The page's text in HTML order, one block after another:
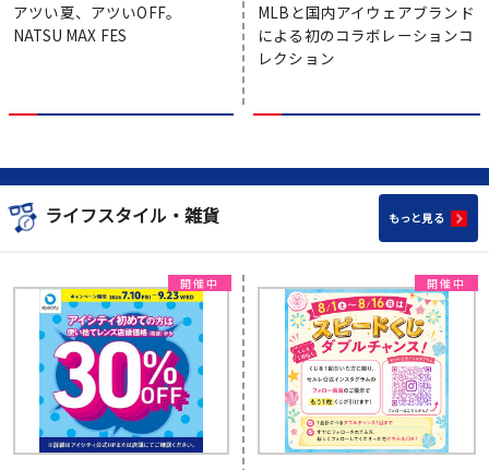
アツい夏、アツいOFF。
NATSU MAX FES
MLBと国内アイウェアブランド
による初のコラボレーションコ
レクション
ライフスタイル・雑貨 もっと見る